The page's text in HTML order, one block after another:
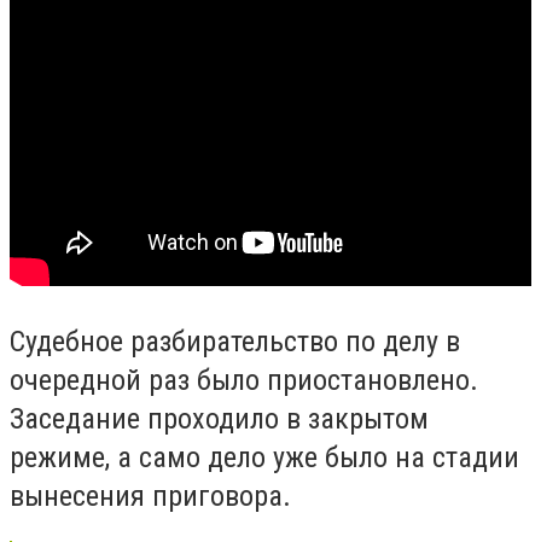
Судебное разбирательство по делу в
очередной раз было приостановлено.
Заседание проходило в закрытом
режиме, а само дело уже было на стадии
вынесения приговора.